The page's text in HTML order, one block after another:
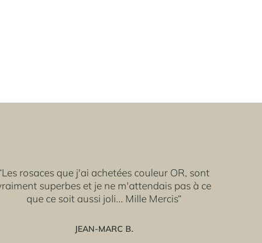
rosaces que j'ai achetées couleur OR, sont
superbes et je ne m'attendais pas à ce
que ce soit aussi joli... Mille Mercis“
JEAN-MARC B.